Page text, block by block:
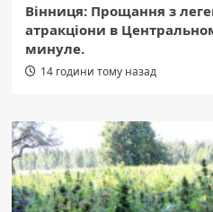
Вінниця: Прощання з
атракціони в
минуле.
14 години тому назад